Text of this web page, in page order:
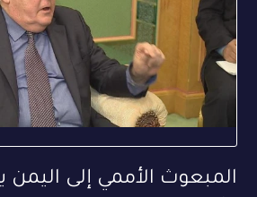
المبعوث الأممي إلى اليمن